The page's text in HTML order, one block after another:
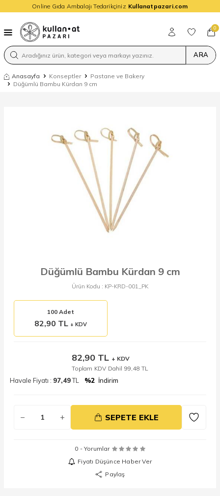
Online Gıda Ambalajı Tedarikçiniz Kullanatpazari.com
ARA
0
Anasayfa Konseptler
Pastane ve Bakery
Düğümlü Bambu Kürdan 9 cm
Düğümlü Bambu Kürdan 9 cm
Ürün Kodu : KP-KRD-001_PK
100 Adet
82,90 TL + KDV
82,90 TL + KDV
Toplam KDV Dahil 99,48 TL
Havale Fiyatı : 97,49TL %2 İndirim
SEPETE EKLE
0 - Yorumlar
Fiyatı Düşünce Haber Ver
Paylaş